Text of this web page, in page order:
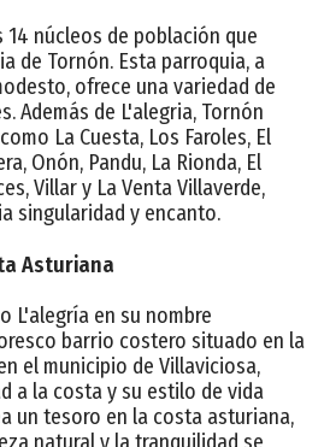
14 núcleos de población que
de Tornón. Esta parroquia, a
ofrece una variedad de
Además de L'alegria, Tornón
La Cuesta, Los Faroles, El
Onón, Pandu, La Rionda, El
Villar y La Venta Villaverde,
singularidad y encanto.
Asturiana
L'alegría en su nombre
barrio costero situado en la
el municipio de Villaviciosa,
a la costa y su estilo de vida
un tesoro en la costa asturiana,
natural y la tranquilidad se